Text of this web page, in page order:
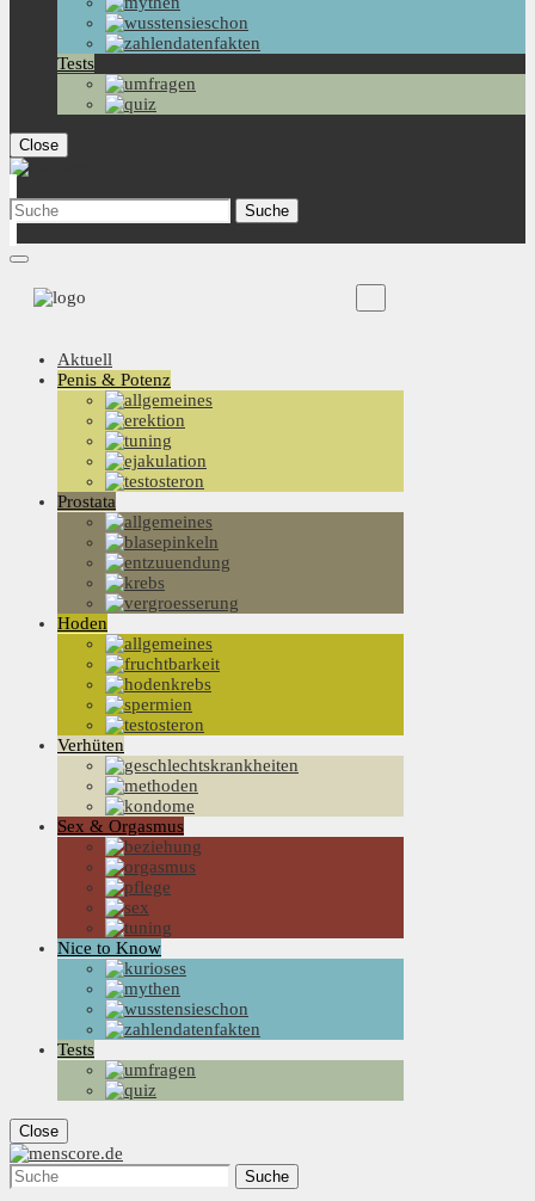
Tests
Close
Aktuell
Penis & Potenz
Prostata
Hoden
Verhüten
Sex & Orgasmus
Nice to Know
Tests
Close
Suche